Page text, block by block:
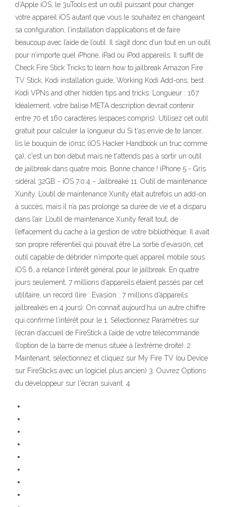
d’Apple iOS, le 3uTools est un outil puissant pour changer
votre appareil iOS autant que vous le souhaitez en changeant
sa configuration, l’installation d’applications et de faire
beaucoup avec l’aide de l’outil. Il s’agit donc d’un tout en un outil
pour n’importe quel iPhone, iPad ou iPod appareils. Il suffit de
Check Fire Stick Tricks to learn how to jailbreak Amazon Fire
TV Stick, Kodi installation guide, Working Kodi Add-ons, best
Kodi VPNs and other hidden tips and tricks. Longueur : 167
Idéalement, votre balise META description devrait contenir
entre 70 et 160 caractères (espaces compris). Utilisez cet outil
gratuit pour calculer la longueur du Si t'as envie de te lancer,
lis le bouquin de i0n1c (iOS Hacker Handbook un truc comme
ça), c'est un bon début mais ne t'attends pas à sortir un outil
de jailbreak dans quatre mois. Bonne chance ! iPhone 5 - Gris
sidéral 32GB - iOS 7.0.4 - Jailbreaké 11. Outil de maintenance
Xunity. L’outil de maintenance Xunity était autrefois un add-on
à succès, mais il n’a pas prolongé sa durée de vie et a disparu
dans l’air. L’outil de maintenance Xunity ferait tout, de
l’effacement du cache à la gestion de votre bibliothèque. Il avait
son propre référentiel qui pouvait être La sortie d'evasi0n, cet
outil capable de débrider n’importe quel appareil mobile sous
iOS 6, a relancé l’intérêt général pour le jailbreak. En quatre
jours seulement, 7 millions d’appareils étaient passés par cet
utilitaire, un record (lire : Evasi0n : 7 millions d’appareils
jailbreakés en 4 jours). On connait aujourd’hui un autre chiffre
qui confirme l’intérêt pour le 1. Sélectionnez Paramètres sur
l’écran d’accueil de FireStick à l’aide de votre télécommande
(l’option de la barre de menus située à l’extrême droite). 2.
Maintenant, sélectionnez et cliquez sur My Fire TV (ou Device
sur FireSticks avec un logiciel plus ancien) 3. Ouvrez Options
du développeur sur l'écran suivant. 4